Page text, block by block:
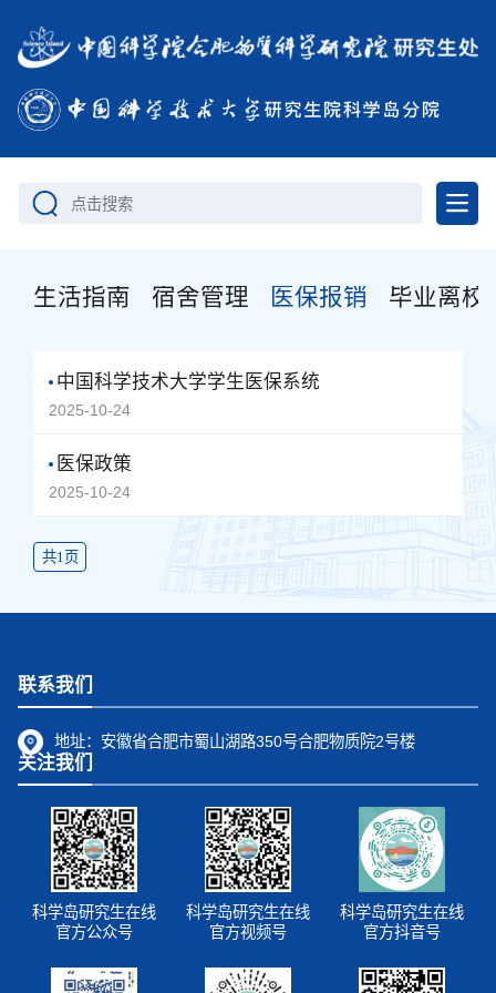
点击搜索
生活指南 宿舍管理 医保报销 毕业离校
中国科学技术大学学生医保系统
2025-10-24
医保政策
2025-10-24
共1页
联系我们
地址： 安徽省合肥市蜀山湖路350号合肥物质院2号楼
关注我们
科学岛研究生在线
官方公众号
科学岛研究生在线
官方视频号
科学岛研究生在线
官方抖音号